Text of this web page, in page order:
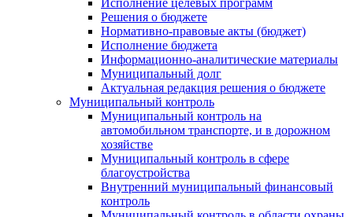
Исполнение целевых программ
Решения о бюджете
Нормативно-правовые акты (бюджет)
Исполнение бюджета
Информационно-аналитические материалы
Муниципальный долг
Актуальная редакция решения о бюджете
Муниципальный контроль
Муниципальный контроль на
автомобильном транспорте, и в дорожном
хозяйстве
Муниципальный контроль в сфере
благоустройства
Внутренний муниципальный финансовый
контроль